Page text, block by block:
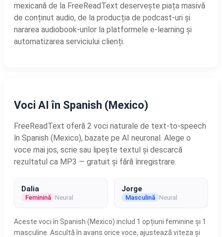
mexicană de la FreeReadText deservește piața masivă
de conținut audio, de la producția de podcast-uri și
nararea audiobook-urilor la platformele e-learning și
automatizarea serviciului clienți.
Voci AI în Spanish (Mexico)
FreeReadText oferă 2 voci naturale de text-to-speech
în Spanish (Mexico), bazate pe AI neuronal. Alege o
voce mai jos, scrie sau lipește textul și descarcă
rezultatul ca MP3 — gratuit și fără înregistrare.
Dalia
Feminină Neural
Jorge
Masculină Neural
Aceste voci în Spanish (Mexico) includ 1 opțiuni feminine și 1
masculine. Ascultă în avans orice voce, ajustează viteza și